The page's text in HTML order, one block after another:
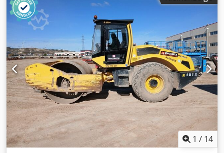
1 / 14